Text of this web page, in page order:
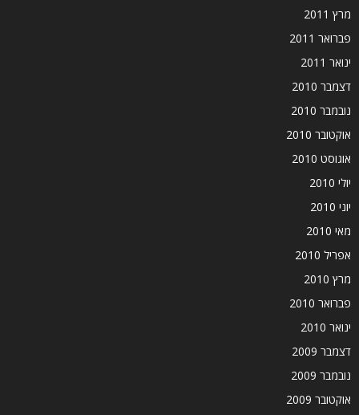
מרץ 2011
פברואר 2011
ינואר 2011
דצמבר 2010
נובמבר 2010
אוקטובר 2010
אוגוסט 2010
יולי 2010
יוני 2010
מאי 2010
אפריל 2010
מרץ 2010
פברואר 2010
ינואר 2010
דצמבר 2009
נובמבר 2009
אוקטובר 2009